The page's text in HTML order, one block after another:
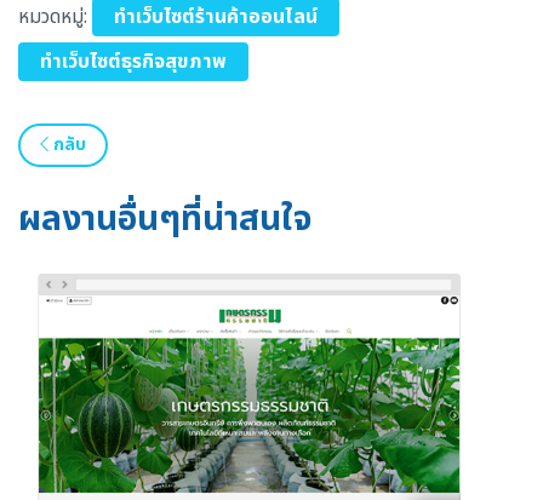
หมวดหมู่:
ทำเว็บไซต์ร้านค้าออนไลน์
ทำเว็บไซต์ธุรกิจสุขภาพ
กลับ
ผลงานอื่นๆที่น่าสนใจ